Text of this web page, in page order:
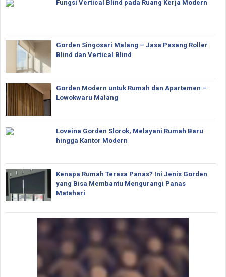
Fungsi Vertical Blind pada Ruang Kerja Modern
Gorden Singosari Malang – Jasa Pasang Roller
Blind dan Vertical Blind
Gorden Modern untuk Rumah dan Apartemen –
Lowokwaru Malang
Loveina Gorden Slorok, Melayani Rumah Baru
hingga Kantor Modern
Kenapa Rumah Terasa Panas? Ini Jenis Gorden
yang Bisa Membantu Mengurangi Panas
Matahari